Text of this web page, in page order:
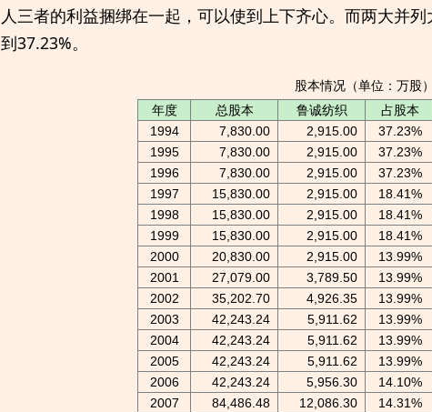
人三者的利益捆绑在一起，可以使到上下齐心。而两大并
到37.23%。
股本情况（单位：万股）
年度
总股本 鲁诚纺织 占股本
1994 7,830.00 2,915.00 37.23%
1995
7,830.00 2,915.00 37.23%
1996
7,830.00 2,915.00 37.23%
1997
15,830.00 2,915.00 18.41%
1998
15,830.00 2,915.00 18.41%
1999
15,830.00 2,915.00 18.41%
2000
20,830.00 2,915.00 13.99%
2001
27,079.00 3,789.50 13.99%
2002
35,202.70 4,926.35 13.99%
2003
42,243.24 5,911.62 13.99%
2004
42,243.24 5,911.62 13.99%
2005
42,243.24 5,911.62 13.99%
2006
42,243.24 5,956.30 14.10%
2007
84,486.48 12,086.30 14.31%